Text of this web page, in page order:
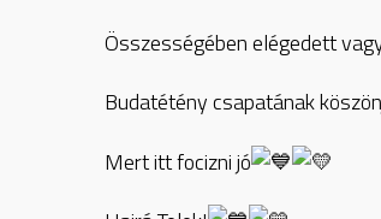
Összességében elégedett
Budatétény csapatának
Mert itt focizni jó